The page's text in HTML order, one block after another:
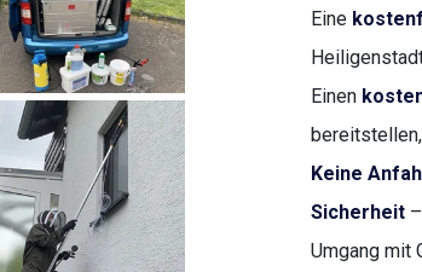
Eine
Einen
Keine
Sicherheit
Umgang mit